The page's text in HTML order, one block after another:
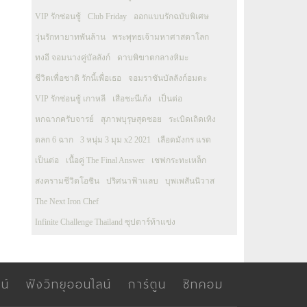
VIP รักซ่อนชู้ Club Friday ออกแบบรักฉบับพิเศษ
วุ่นรักทายาทพันล้าน พระพุทธเจ้ามหาศาสดาโลก
ทงอี จอมนางคู่บัลลังก์ ดาบพิฆาตกลางหิมะ
ชีวิตเพื่อชาติ รักนี้เพื่อเธอ จอมราชันบัลลังก์อมตะ
VIP รักซ่อนชู้ เกาหลี เสือชะนีเก้ง เป็นต่อ
หกฉากครับจารย์ สุภาพบุรุษสุดซอย ระเบิดเถิดเทิง
ตลก 6 ฉาก 3 หนุ่ม 3 มุม x2 2021 เลือดมังกร แรด
เป็นต่อ เนื้อคู่ The Final Answer เชฟกระทะเหล็ก
สงครามชีวิตโอชิน ปริศนาฟ้าแลบ บุพเพสันนิวาส
The Next Iron Chef
Infinite Challenge Thailand ซุปตาร์ท้าแข่ง
ฟังวิทยุออนไลน์ การ์ตูน ซิทคอม